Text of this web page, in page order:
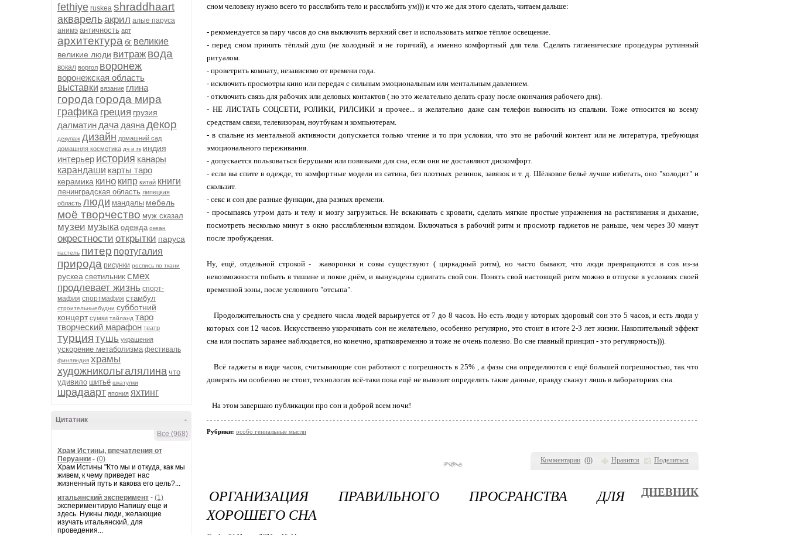
fethiye ruskea shraddhaart
акварельакрил алые паруса
анимэ античность арт
архитектура бг великие
великие люди витраж вода
вокал воргол воронеж
воронежская область
выставки вязание глина
города города мира
графика греция грузия
далматин дача даянадекор
декупаж дизайн домашний сад
домашняя косметика дч и гк индия
интерьер история канары
карандаши карты таро
керамика кино кипр китай книги
ленинградская область липецкая
область люди мандалы мебель
моё творчество муж сказал
музеи музыка одежда океан
окрестности открытки паруса
пастель питер португалия
природа рисунки роспись по ткани
рускеа светильник смех
продлевает жизнь спорт-
мафия спортмафия стамбул
строительныебудни субботний
концерт сумки тайланд таро
творческий марафон театр
турция тушь украшения
ускорение метаболизма фестиваль
финляндия храмы
художникольгалялина что
удивило шитьё шкатулки
шрадаарт япония яхтинг
-
Цитатник
Все (968)
Храм Истины, впечатления от
Перуанки - (0)
Храм Истины "Кто мы и откуда, как мы
живем, к чему приведет нас
жизненный путь и какова его цель?...
итальянский эксперимент - (1)
экспериментирую Напишу еще и
здесь. Нужны люди, желающие
изучать итальянский, для
проведения...
Комментарии (0) Нравится Поделиться
сном человеку нужно всего то расслабить тело и расслабить ум))) и что же для этого сделать, читаем дальше:
- рекомендуется за пару часов до сна выключить верхний свет и использовать мягкое тёплое освещение.
- перед сном принять тëплый душ (не холодный и не горячий), а именно комфортный для тела. Сделать гигиенические процедуры рутинный
ритуалом.
- проветрить комнату, независимо от времени года.
- исключить просмотры кино или передач с сильным эмоциональным или ментальным давлением.
- отключить связь для рабочих или деловых контактов ( но это желательно делать сразу после окончания рабочего дня).
- НЕ ЛИСТАТЬ СОЦСЕТИ, РОЛИКИ, РИЛСИКИ и прочее... и желательно даже сам телефон выносить из спальни. Тоже относится ко всему
средствам связи, телевизорам, ноутбукам и компьютерам.
- в спальне из ментальной активности допускается только чтение и то при условии, что это не рабочий контент или не литература, требующая
эмоционального переживания.
- допускается пользоваться берушами или повязками для сна, если они не доставляют дискомфорт.
- если вы спите в одежде, то комфортные модели из сатина, без плотных резинок, завязок и т. д. Шëлковое бельё лучше избегать, оно "холодит" и
скользит.
- секс и сон две разные функции, два разных времени.
- просыпаясь утром дать и телу и мозгу загрузиться. Не вскакивать с кровати, сделать мягкие простые упражнения на растягивания и дыхание,
посмотреть несколько минут в окно расслабленным взглядом. Включаться в рабочий ритм и просмотр гаджетов не раньше, чем через 30 минут
после пробуждения.
Ну, ещё, отдельной строкой - жаворонки и совы существуют ( циркадный ритм), но часто бывают, что люди превращаются в сов из-за
невозможности побыть в тишине и покое днём, и вынуждены сдвигать свой сон. Понять свой настоящий ритм можно в отпуске в условиях своей
временной зоны, после условного "отсыпа".
Продолжительность сна у среднего числа людей варьируется от 7 до 8 часов. Но есть люди у которых здоровый сон это 5 часов, и есть люди у
которых сон 12 часов. Искусственно укорачивать сон не желательно, особенно регулярно, это стоит в итоге 2-3 лет жизни. Накопительный эффект
сна или поспать заранее наблюдается, но конечно, кратковременно и тоже не очень полезно. Во сне главный принцип - это регулярность))).
Всё гаджеты в виде часов, считывающие сон работают с погрешность в 25% , а фазы сна определяются с ещё большей погрешностью, так что
доверять им особенно не стоит, технология всё-таки пока ещё не вывозит определять такие данные, правду скажут лишь в лабораториях сна.
На этом завершаю публикации про сон и доброй всем ночи!
Рубрики: особо гениальные мысли
ОРГАНИЗАЦИЯ ПРАВИЛЬНОГО ПРОСРАНСТВА ДЛЯ
ХОРОШЕГО СНА
ДНЕВНИК